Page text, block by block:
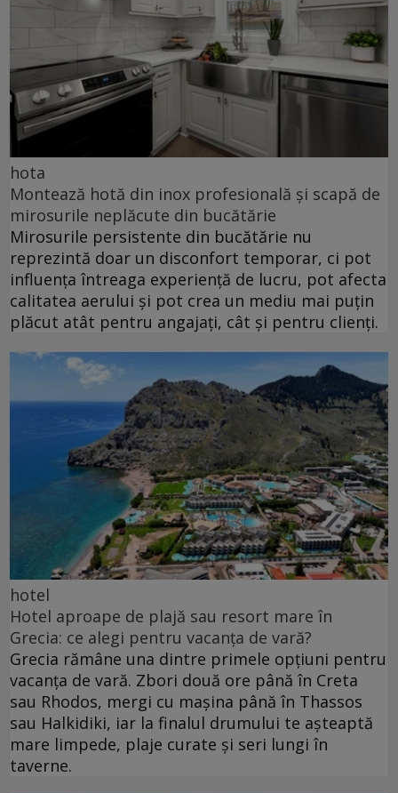
hota
Montează hotă din inox profesională și scapă de
mirosurile neplăcute din bucătărie
Mirosurile persistente din bucătărie nu
reprezintă doar un disconfort temporar, ci pot
influența întreaga experiență de lucru, pot afecta
calitatea aerului și pot crea un mediu mai puțin
plăcut atât pentru angajați, cât și pentru clienți.
hotel
Hotel aproape de plajă sau resort mare în
Grecia: ce alegi pentru vacanța de vară?
Grecia rămâne una dintre primele opțiuni pentru
vacanța de vară. Zbori două ore până în Creta
sau Rhodos, mergi cu mașina până în Thassos
sau Halkidiki, iar la finalul drumului te așteaptă
mare limpede, plaje curate și seri lungi în
taverne.